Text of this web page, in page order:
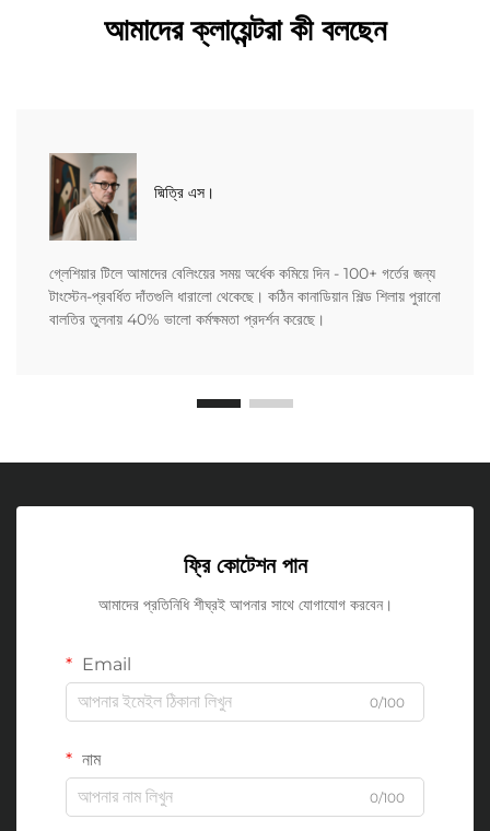
আমাদের ক্লায়েন্টরা কী বলছেন
দ্মিত্রি এস।
গ্লেশিয়ার টিলে আমাদের বেলিংয়ের সময় অর্ধেক কমিয়ে দিন - 100+ গর্তের জন্য
টাংস্টেন-প্রবর্ধিত দাঁতগুলি ধারালো থেকেছে। কঠিন কানাডিয়ান শিল্ড শিলায় পুরানো
বালতির তুলনায় 40% ভালো কর্মক্ষমতা প্রদর্শন করেছে।
ফ্রি কোটেশন পান
আমাদের প্রতিনিধি শীঘ্রই আপনার সাথে যোগাযোগ করবেন।
Email
0/100
নাম
0/100